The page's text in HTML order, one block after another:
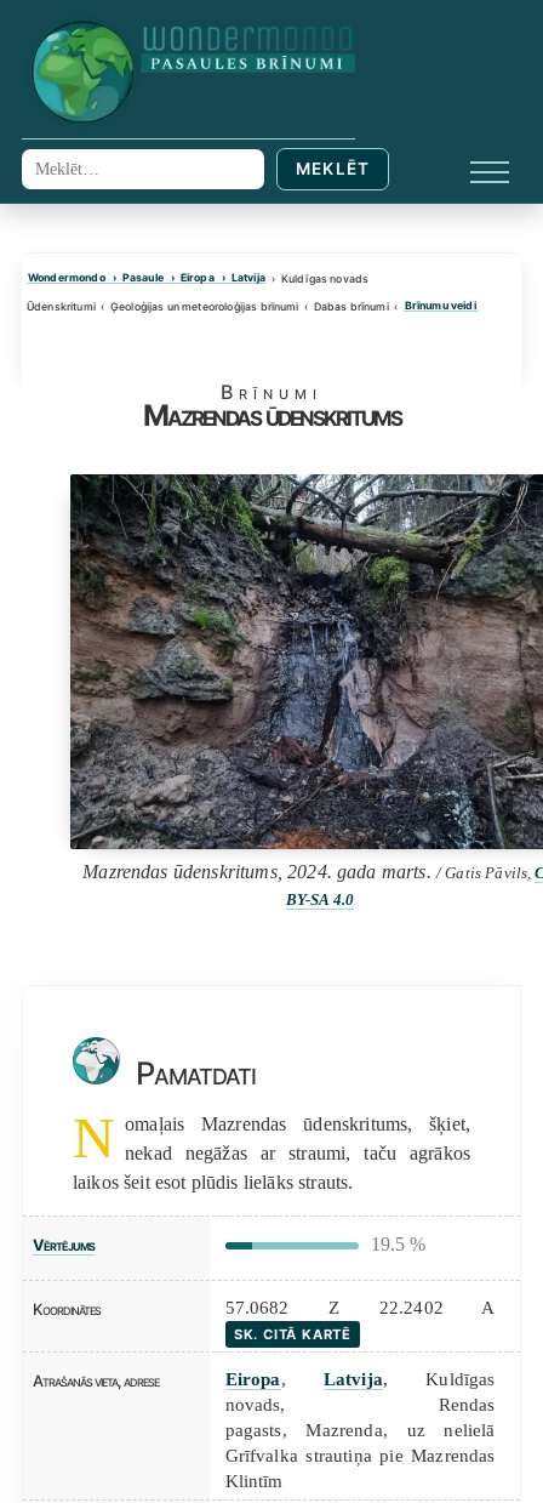
content
Meklēt: MEKLĒT
Wondermondo Pasaule Eiropa Latvija Kuldīgas novads
Ūdenskritumi Ģeoloģijas un meteoroloģijas brīnumi Dabas brīnumi Brīnumu veidi
Brīnumi
Mazrendas ūdenskritums
Mazrendas ūdenskritums, 2024. gada marts. / Gatis Pāvils,
BY-SA 4.0
Pamatdati
N omaļais Mazrendas ūdenskritums, šķiet,
nekad negāžas ar straumi, taču agrākos
laikos šeit esot plūdis lielāks strauts.
Vērtējums 19.5 %
Koordinātes 57.0682 Z 22.2402 A
SK. CITĀ KARTĒ
Atrašanās vieta, adrese Eiropa, Latvija, Kuldīgas
novads, Rendas
pagasts, Mazrenda, uz nelielā
Grīfvalka strautiņa pie Mazrendas
Klintīm